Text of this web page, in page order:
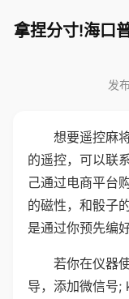
拿捏分寸!海口
发
想要遥控麻
的遥控，可以联
己通过电商平台
的磁性，和骰子
是通过你预先编
若你在仪器
导，添加微信号;